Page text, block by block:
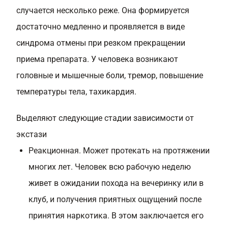
случается несколько реже. Она формируется
достаточно медленно и проявляется в виде
синдрома отмены при резком прекращении
приема препарата. У человека возникают
головные и мышечные боли, тремор, повышение
температуры тела, тахикардия.
Выделяют следующие стадии зависимости от
экстази
Реакционная. Может протекать на протяжении
многих лет. Человек всю рабочую неделю
живет в ожидании похода на вечеринку или в
клуб, и получения приятных ощущений после
принятия наркотика. В этом заключается его